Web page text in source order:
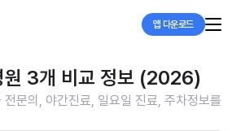
앱 다운로드
원 3개 비교 정보 (2026)
문의, 야간진료, 일요일 진료, 주차정보를